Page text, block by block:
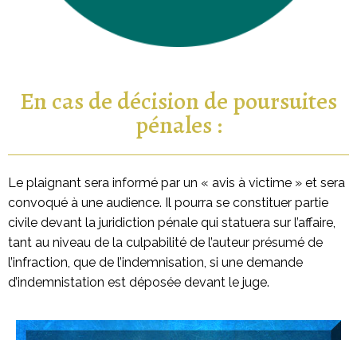
En cas de décision de poursuites
pénales :
Le plaignant sera informé par un « avis à victime » et sera
convoqué à une audience. Il pourra se constituer partie
civile devant la juridiction pénale qui statuera sur l’affaire,
tant au niveau de la culpabilité de l’auteur présumé de
l’infraction, que de l’indemnisation, si une demande
d’indemnistation est déposée devant le juge.